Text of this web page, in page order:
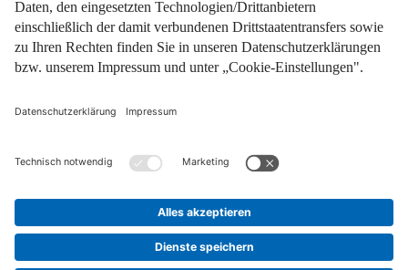
Barrierefreiheit Widerrufsformular
Cookie-Einstellungen
Facebook
Instagram